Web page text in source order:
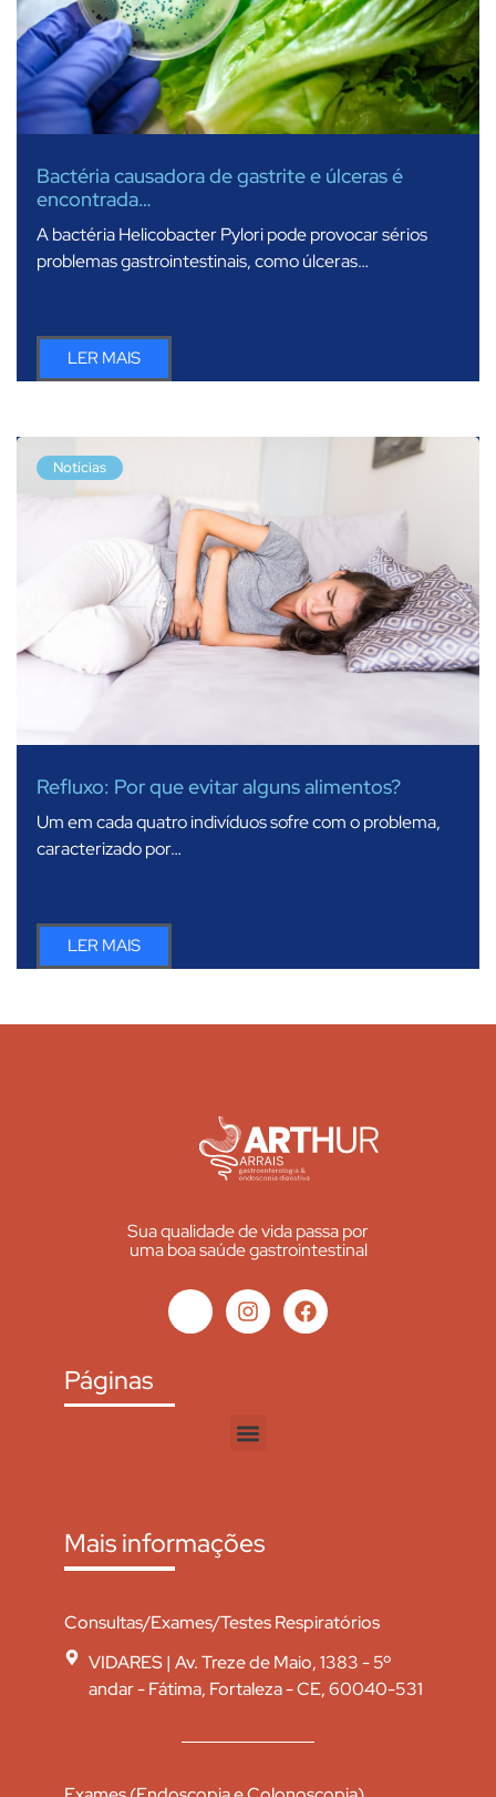
Bactéria causadora de gastrite e úlceras é
encontrada…
A bactéria Helicobacter Pylori pode provocar sérios
problemas gastrointestinais, como úlceras…
LER MAIS
Notícias
Refluxo: Por que evitar alguns alimentos?
Um em cada quatro indivíduos sofre com o problema,
caracterizado por…
LER MAIS
Sua qualidade de vida passa por
uma boa saúde gastrointestinal
Páginas
Mais informações
Consultas/Exames/Testes Respiratórios
VIDARES | Av. Treze de Maio, 1383 - 5º
andar - Fátima, Fortaleza - CE, 60040-531